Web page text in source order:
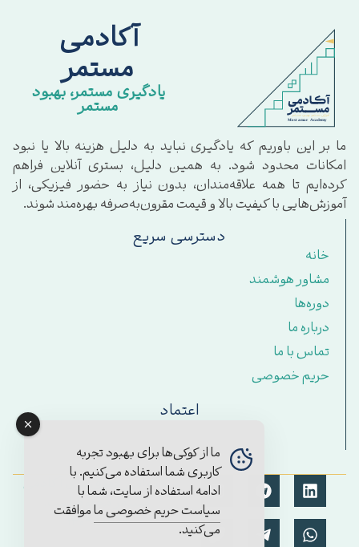
آکادمی
مستمر
یادگیری مستمر، بهبود
مستمر
ما بر این باوریم که یادگیری نباید به دلیل هزینه بالا یا نبود
امکانات محدود شود. به همین دلیل، بستری آنلاین فراهم
کرده‌ایم تا همه علاقه‌مندان، بدون نیاز به حضور فیزیکی، از
آموزش‌هایی با کیفیت بالا و قیمت مقرون‌به‌صرفه بهره‌مند شوند.
دسترسی سریع
خانه
مشاور هوشمند
دوره‌ها
درباره ما
تماس با ما
حریم خصوصی
اعتماد
© تمامی حقوق برای آکادمی
مستمر محفوظ است.
۱۴۰۴/2025
ما از کوکی‌ها برای بهبود تجربه
کاربری شما استفاده می‌کنیم. با
ادامه استفاده از سایت، شما با
سیاست حریم خصوصی ماموافقت
می‌کنید.